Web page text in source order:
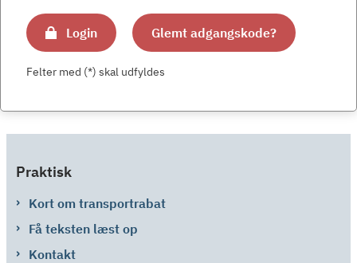
Login Glemt adgangskode?
Felter med (*) skal udfyldes
Praktisk
Kort om transportrabat
Få teksten læst op
Kontakt